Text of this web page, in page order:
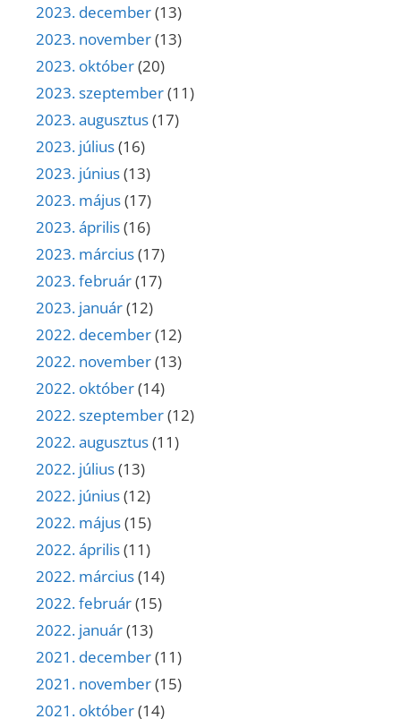
2023. december(13)
2023. november(13)
2023. október(20)
2023. szeptember(11)
2023. augusztus(17)
2023. július(16)
2023. június(13)
2023. május(17)
2023. április(16)
2023. március(17)
2023. február(17)
2023. január(12)
2022. december(12)
2022. november(13)
2022. október(14)
2022. szeptember(12)
2022. augusztus(11)
2022. július(13)
2022. június(12)
2022. május(15)
2022. április(11)
2022. március(14)
2022. február(15)
2022. január(13)
2021. december(11)
2021. november(15)
2021. október(14)